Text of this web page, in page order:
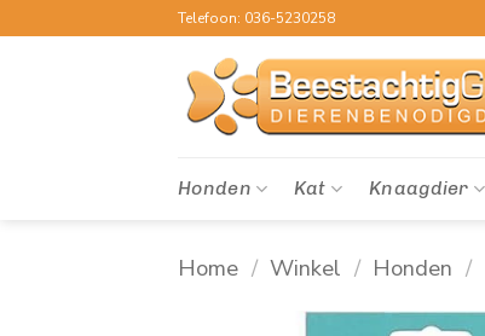
naar
Telefoon: 036-5230258
Honden Kat Knaagdier
Home / Winkel / Honden /